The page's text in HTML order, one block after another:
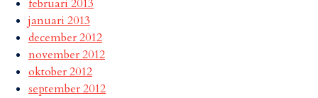
februari 2013
januari 2013
december 2012
november 2012
oktober 2012
september 2012